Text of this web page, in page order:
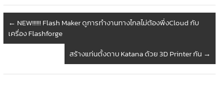
← NEW!!!!!! Flash Maker ดูการทำงานทางไกลไม่ต้องพึ่งCloud กับ
เครื่อง Flashforge
สร้างแท่นตั้งดาบ Katana ด้วย 3D Printer กัน →